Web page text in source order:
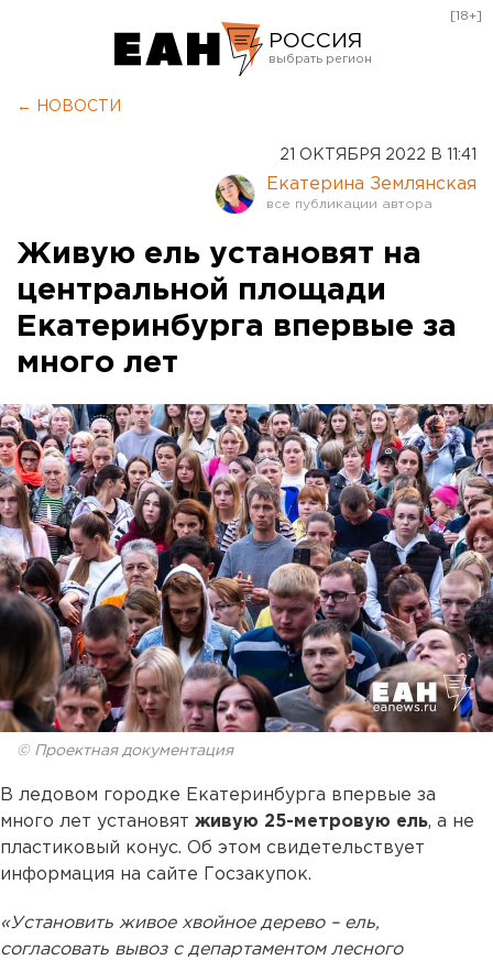
РОССИЯ
Оренбург
[18+]
← НОВОСТИ
21 ОКТЯБРЯ 2022 В 11:41
Екатерина Землянская
Живую ель установят на
центральной площади
Екатеринбурга впервые за
много лет
© Проектная документация
В ледовом городке Екатеринбурга впервые за
много лет установят живую 25-метровую ель, а не
пластиковый конус. Об этом свидетельствует
информация на сайте Госзакупок.
«Установить живое хвойное дерево – ель,
согласовать вывоз с департаментом лесного